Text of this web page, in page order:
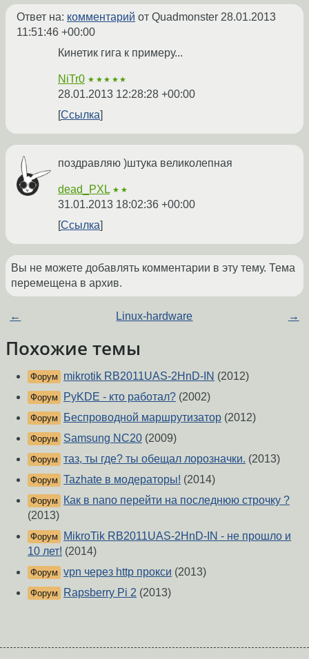
Ответ на: комментарий от Quadmonster 28.01.2013
11:51:46 +00:00
Кинетик гига к примеру...
NiTr0 ★★★★★
28.01.2013 12:28:28 +00:00
Ссылка
поздравляю )штука великолепная
dead_PXL ★★
31.01.2013 18:02:36 +00:00
Ссылка
Вы не можете добавлять комментарии в эту тему. Тема
перемещена в архив.
← Linux-hardware →
Похожие темы
Форум mikrotik RB2011UAS-2HnD-IN (2012)
Форум PyKDE - кто работал? (2002)
Форум Беспроводной маршрутизатор (2012)
Форум Samsung NC20 (2009)
Форум таз, ты где? ты обещал лорозначки. (2013)
Форум Tazhate в модераторы! (2014)
Форум
Как в nano перейти на последнюю строчку ?
(2013)
Форум
MikroTik RB2011UAS-2HnD-IN - не прошло и
10 лет! (2014)
Форум vpn через http прокси (2013)
Форум Rapsberry Pi 2 (2013)